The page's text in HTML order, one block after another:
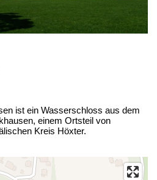
ist ein Wasserschloss aus dem
einem Ortsteil von
Kreis Höxter.